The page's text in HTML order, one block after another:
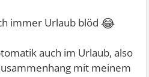
immer Urlaub blöd 😂
auch im Urlaub, also
mit meinem